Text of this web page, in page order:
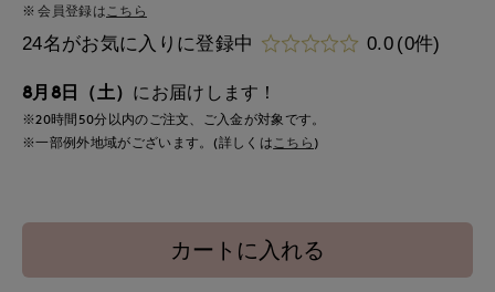
会員登録はこちら
24名がお気に入りに登録中 0.0 (0件)
8月8日（土） にお届けします！
※20時間 50分以内のご注文、ご入金が対象です。
※一部例外地域がございます。(詳しくは こちら )
カートに入れる